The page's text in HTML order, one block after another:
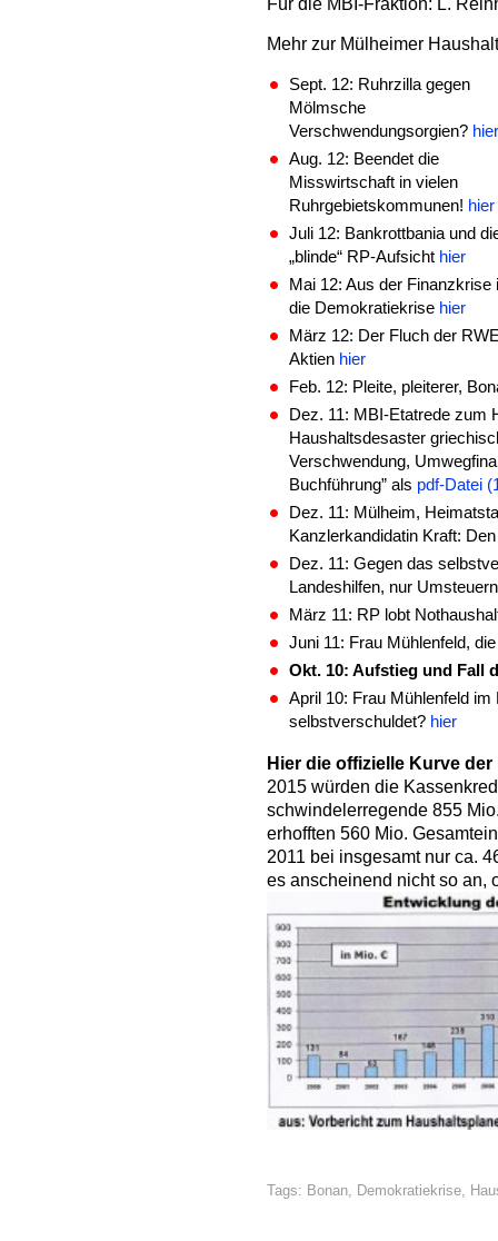
Für die MBI-Fraktion: L.
Mehr zur Mülheimer
Sept. 12: Ruhrzilla gegen
Mölmsche
Verschwendungsorgien? hier
Aug. 12: Beendet die
Misswirtschaft in vielen
Ruhrgebietskommunen! hier
Juli 12: Bankrottbania und
„blinde“ RP-Aufsicht hier
Mai 12: Aus der Finanzkrise
die Demokratiekrise hier
März 12: Der Fluch der
Aktien hier
Feb. 12: Pleite, pleiterer,
Dez. 11: MBI-Etatrede zum
Haushaltsdesaster
Verschwendung,
Buchführung” als pdf-Datei
Dez. 11: Mülheim,
Kanzlerkandidatin Kraft:
Dez. 11: Gegen das
Landeshilfen, nur
März 11: RP lobt
Juni 11: Frau Mühlenfeld,
Okt. 10: Aufstieg und Fall
April 10: Frau Mühlenfeld
selbstverschuldet? hier
Hier die offizielle Kurve
2015 würden die
schwindelerregende 855
erhofften 560 Mio.
2011 bei insgesamt nur ca.
es anscheinend nicht so an,
Tags: Bonan, Demokratiekrise,